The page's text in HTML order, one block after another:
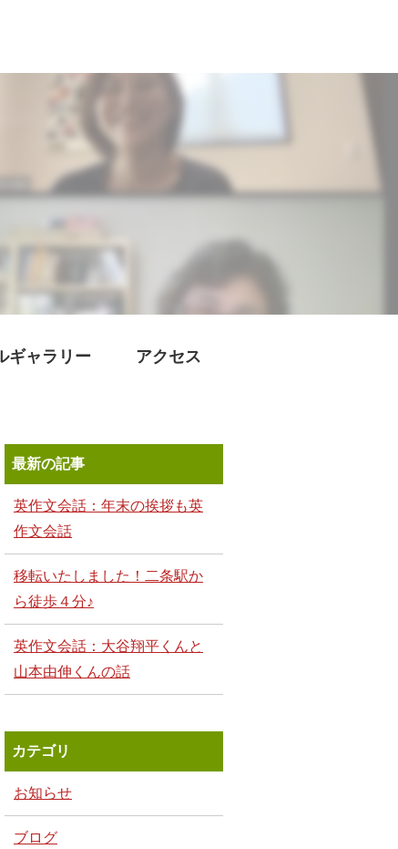
ギャラリー アクセス
最新の記事
英作文会話：年末の挨拶も英
作文会話
移転いたしました！二条駅か
ら徒歩４分♪
英作文会話：大谷翔平くんと
山本由伸くんの話
カテゴリ
お知らせ
ブログ